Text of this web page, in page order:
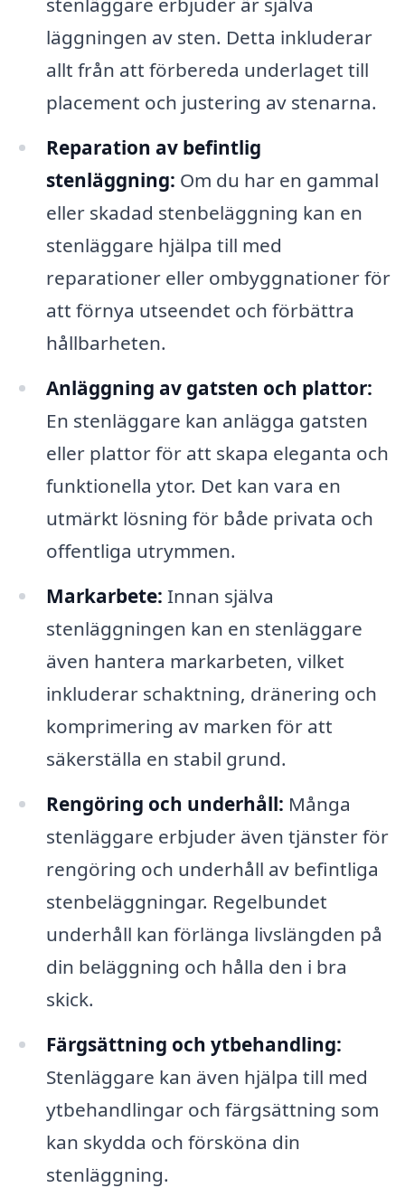
läggningen av sten. Detta inkluderar
allt från att förbereda underlaget till
placement och justering av stenarna.
Reparation av befintlig
stenläggning: Om du har en gammal
eller skadad stenbeläggning kan en
stenläggare hjälpa till med
reparationer eller ombyggnationer för
att förnya utseendet och förbättra
hållbarheten.
Anläggning av gatsten och plattor:
En stenläggare kan anlägga gatsten
eller plattor för att skapa eleganta och
funktionella ytor. Det kan vara en
utmärkt lösning för både privata och
offentliga utrymmen.
Markarbete: Innan själva
stenläggningen kan en stenläggare
även hantera markarbeten, vilket
inkluderar schaktning, dränering och
komprimering av marken för att
säkerställa en stabil grund.
Rengöring och underhåll: Många
stenläggare erbjuder även tjänster för
rengöring och underhåll av befintliga
stenbeläggningar. Regelbundet
underhåll kan förlänga livslängden på
din beläggning och hålla den i bra
skick.
Färgsättning och ytbehandling:
Stenläggare kan även hjälpa till med
ytbehandlingar och färgsättning som
kan skydda och försköna din
stenläggning.